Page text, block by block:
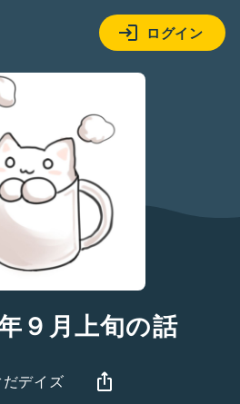
ログイン
９月上旬の話
だデイズ